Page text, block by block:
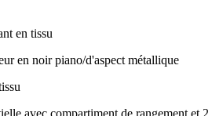
en tissu
en noir piano/d'aspect métallique
avec compartiment de rangement et 2